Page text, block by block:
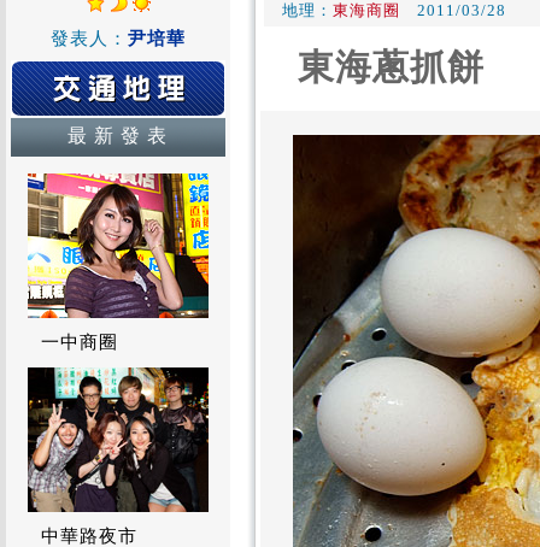
發表人： 尹培華
最 新 發 表
一中商圈
中華路夜市
地理： 東海商圈 2011/03/28
東海蔥抓餅